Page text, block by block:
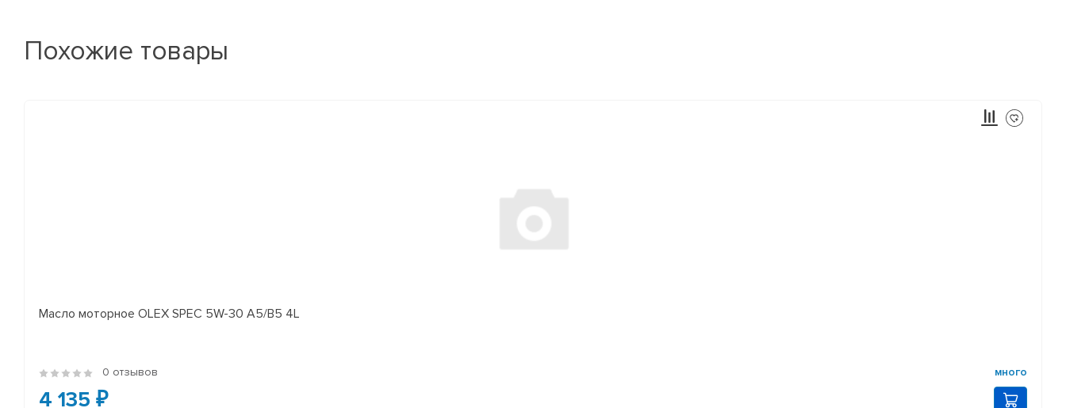
Похожие товары
Масло моторное OLEX SPEC 5W-30 A5/B5 4L
0 отзывов много
4 135 ₽